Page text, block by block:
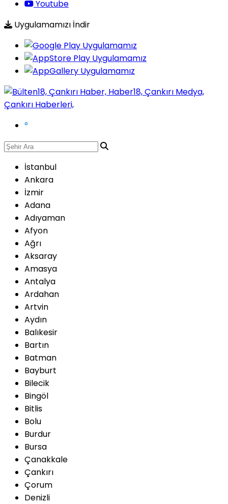
Youtube
Uygulamamızı İndir
°
İstanbul
Ankara
İzmir
Adana
Adıyaman
Afyon
Ağrı
Aksaray
Amasya
Antalya
Ardahan
Artvin
Aydın
Balıkesir
Bartın
Batman
Bayburt
Bilecik
Bingöl
Bitlis
Bolu
Burdur
Bursa
Çanakkale
Çankırı
Çorum
Denizli